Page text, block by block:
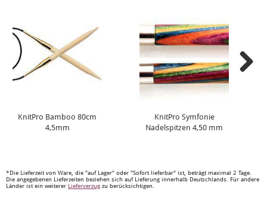
KnitPro Bamboo 80cm
4,5mm
KnitPro Symfonie
Nadelspitzen 4,50 mm
*Die Lieferzeit von Ware, die "auf Lager" oder "Sofort lieferbar" ist, beträgt maximal 2 Tage.
Die angegebenen Lieferzeiten beziehen sich auf Lieferung innerhalb Deutschlands. Für andere
Länder ist ein weiterer Lieferverzug zu berücksichtigen.